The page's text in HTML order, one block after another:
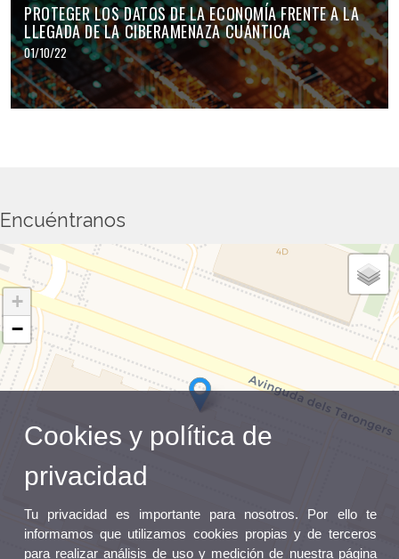
PROTEGER LOS DATOS DE LA ECONOMÍA FRENTE A LA
LLEGADA DE LA CIBERAMENAZA CUÁNTICA
01/10/22
Encuéntranos
+
−
Cookies y política de
privacidad
Tu privacidad es importante para nosotros. Por ello te
informamos que utilizamos cookies propias y de terceros
para realizar análisis de uso y medición de nuestra página